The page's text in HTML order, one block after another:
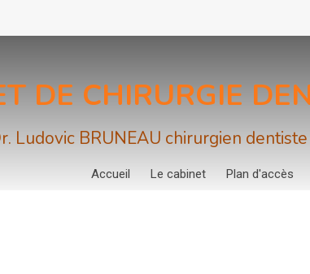
DE CHIRURGIE
Ludovic BRUNEAU chirurgien dentiste
Accueil Le cabinet Plan d'accès